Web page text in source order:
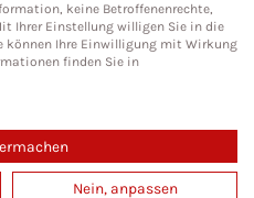
keine Betroffenenrechte,
Ihrer Einstellung willigen Sie in die
können Ihre Einwilligung mit Wirkung
finden Sie in
Nein, anpassen